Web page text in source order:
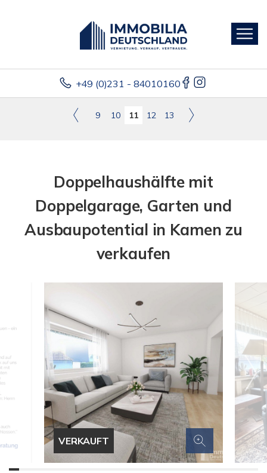
+49 (0)231 - 84010160
9 10 11 12 13
Doppelhaushälfte mit
Doppelgarage, Garten und
Ausbaupotential in Kamen zu
verkaufen
VERKAUFT